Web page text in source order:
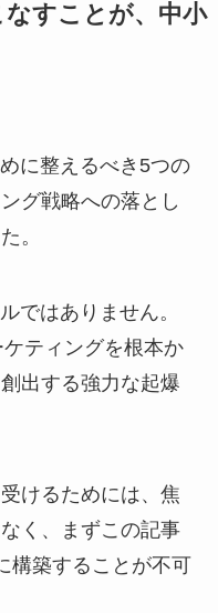
すことが、中小
に整えるべき5つの
グ戦略への落とし
。
ではありません。
ティングを根本か
出する強力な起爆
けるためには、焦
く、まずこの記事
構築することが不可